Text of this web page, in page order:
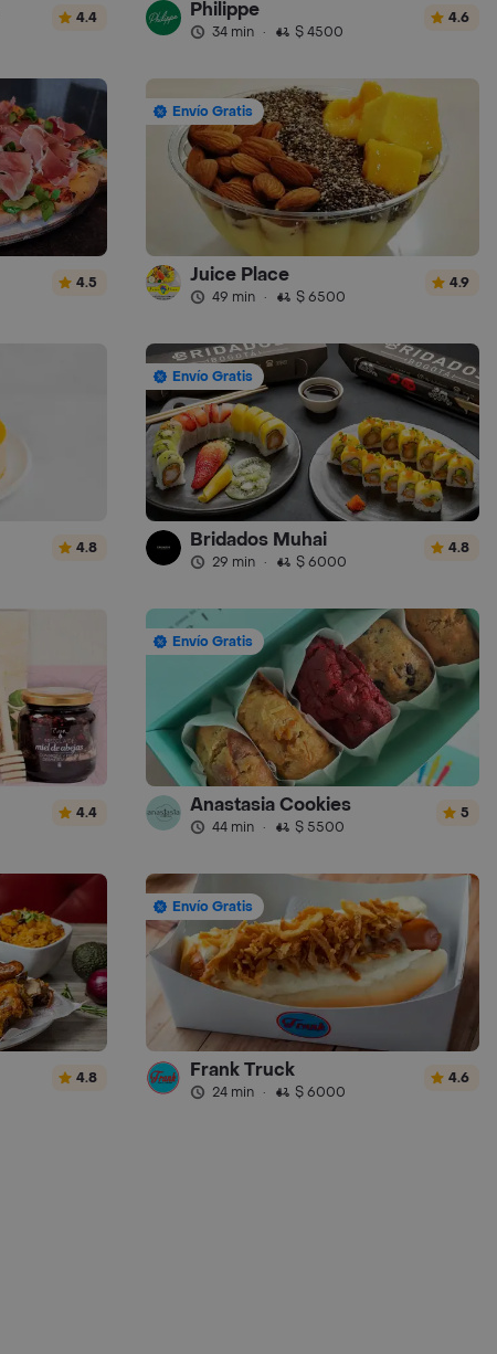
4.4 Philippe
34 min · $ 4500
4.6
4.5
Envío Gratis
Juice Place
49 min · $ 6500
4.9
4.8
Envío Gratis
Bridados Muhai
29 min · $ 6000
4.8
4.4
Envío Gratis
Anastasia Cookies
44 min · $ 5500
5
4.8
Envío Gratis
Frank Truck
24 min · $ 6000
4.6